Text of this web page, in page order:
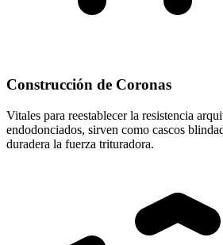
Construcción de Coronas
Vitales para reestablecer la resistencia
endodonciados, sirven como cascos
duradera la fuerza trituradora.